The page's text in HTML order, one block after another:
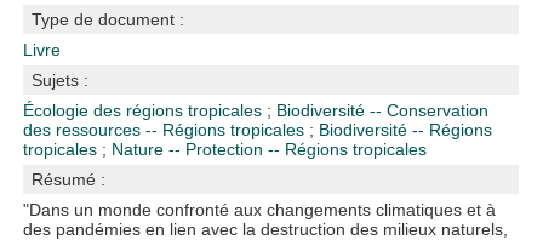
Type de document :
Livre
Sujets :
Écologie des régions tropicales ; Biodiversité -- Conservation
des ressources -- Régions tropicales ; Biodiversité -- Régions
tropicales ; Nature -- Protection -- Régions tropicales
Résumé :
"Dans un monde confronté aux changements climatiques et à
des pandémies en lien avec la destruction des milieux naturels,